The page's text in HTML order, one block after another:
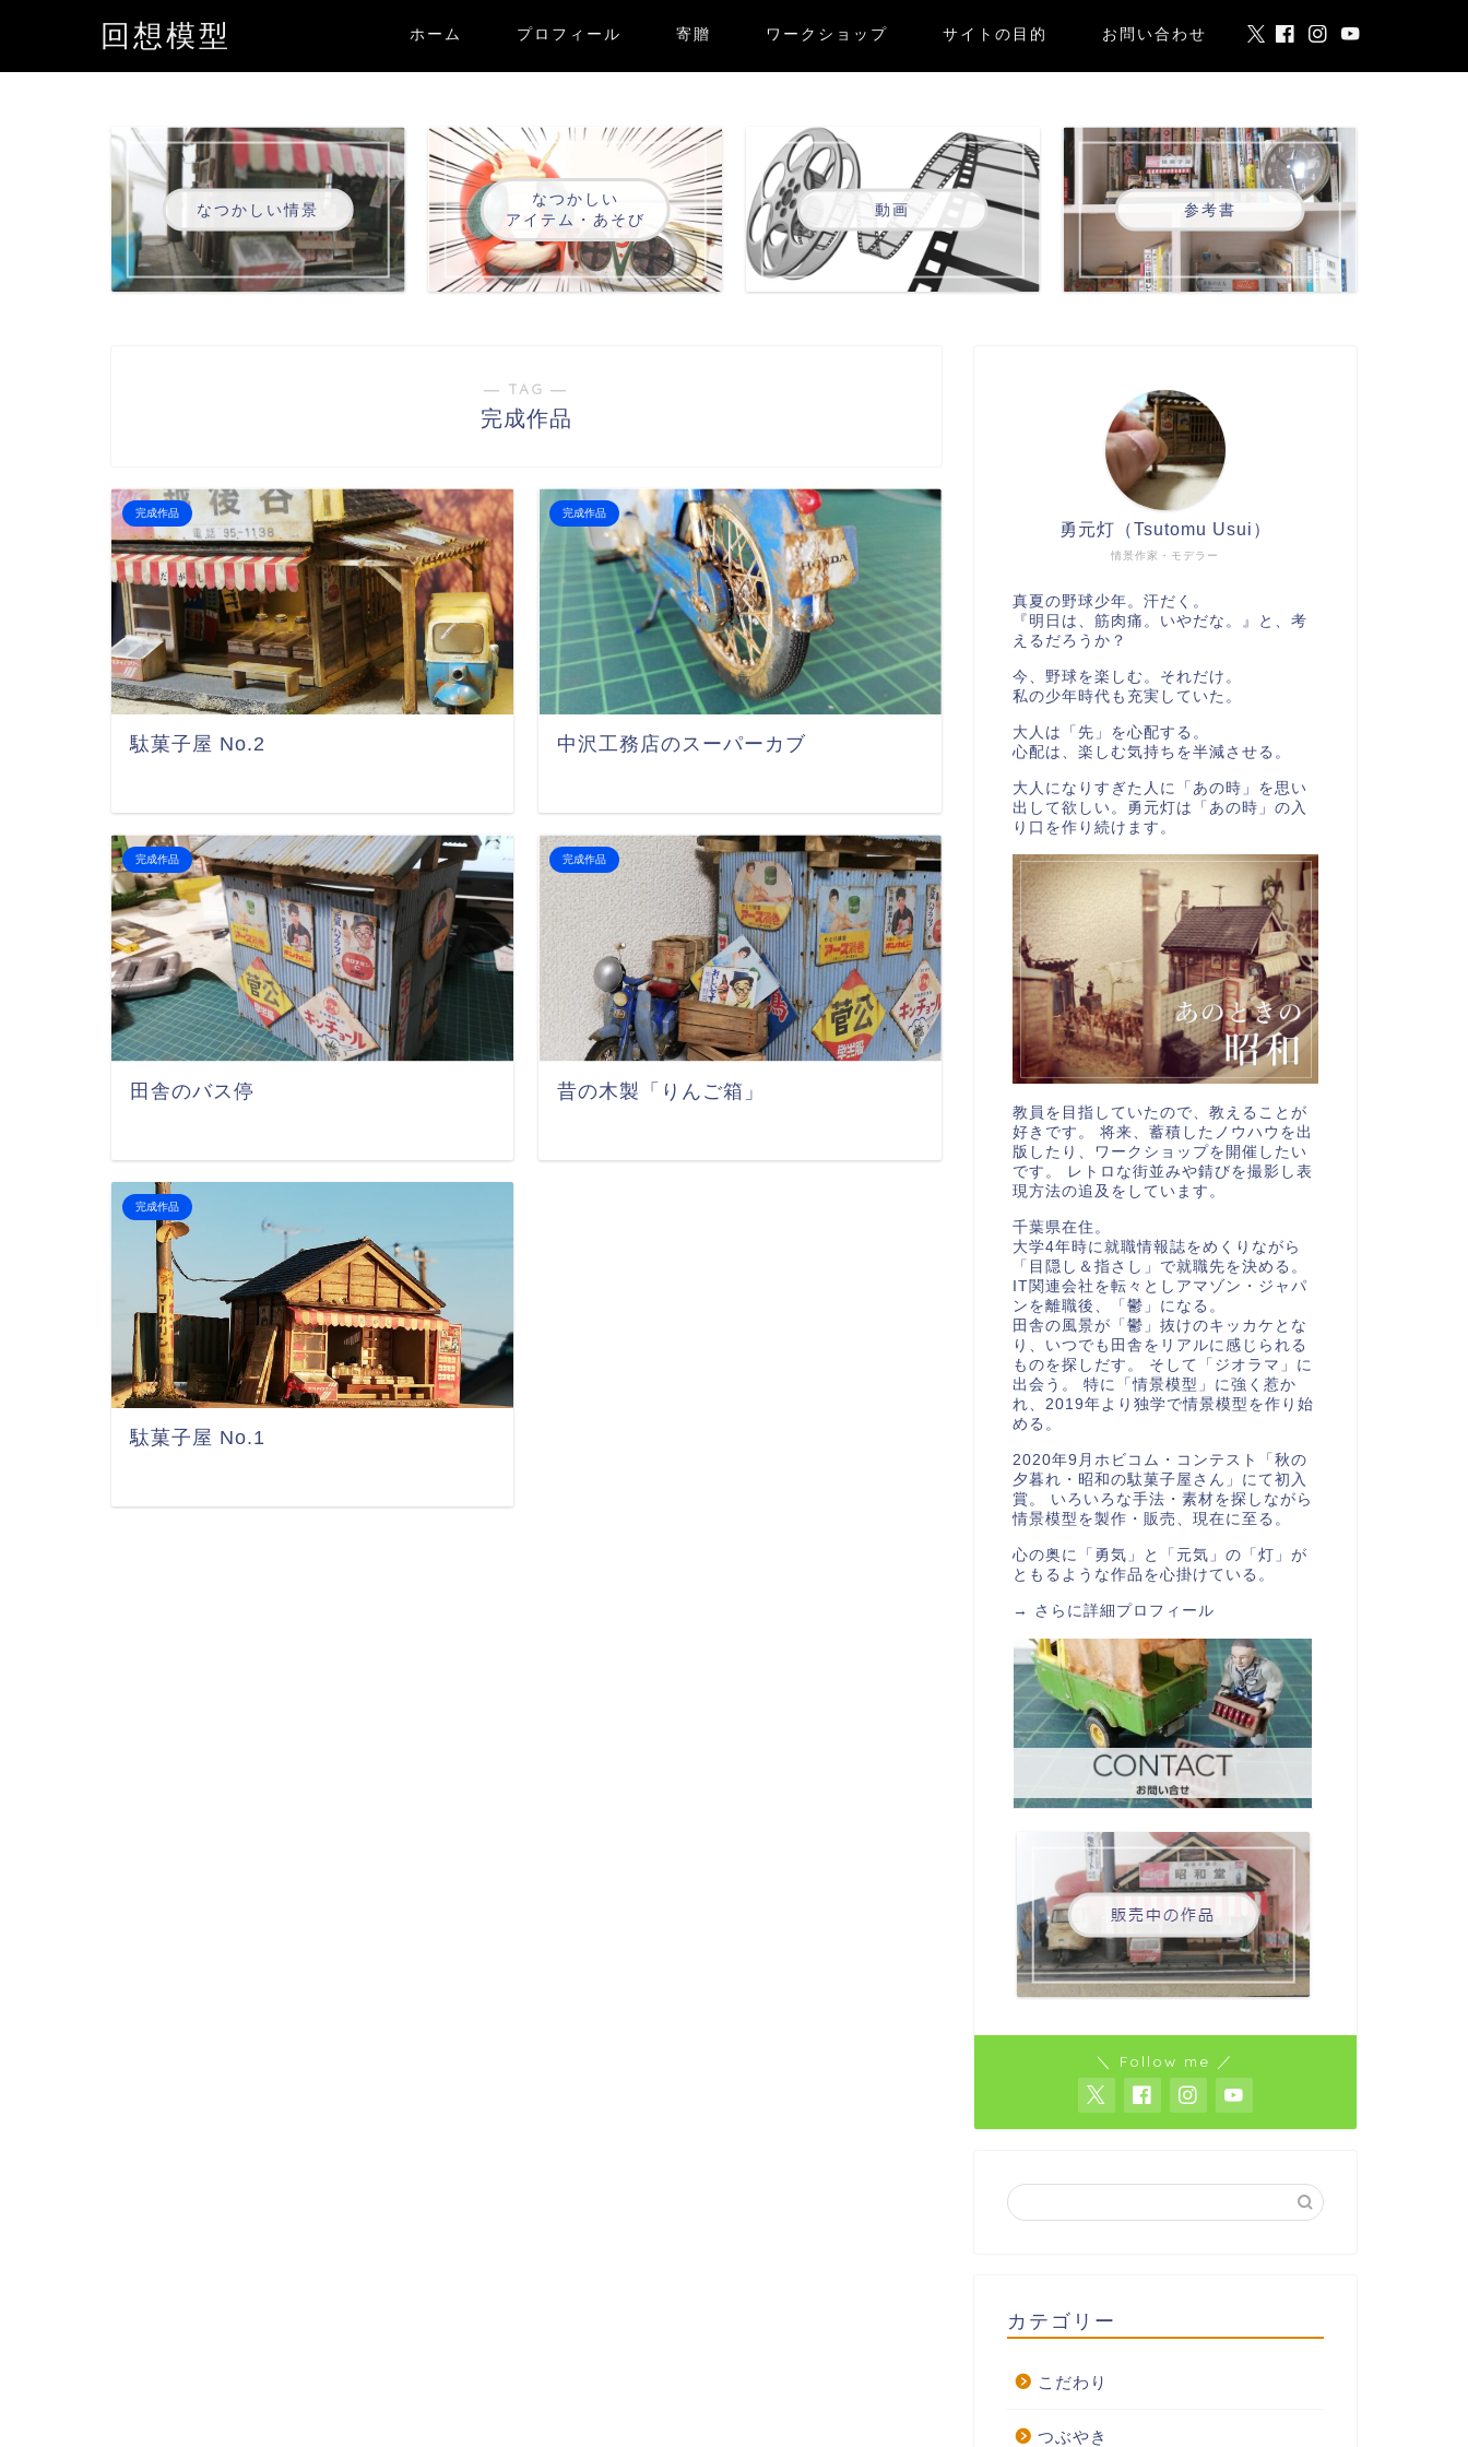
回想模型 ホーム プロフィール 寄贈 ワークショップ サイトの目的 お問い合わせ
なつかしい情景
なつかしい
アイテム・あそび
動画 参考書
― TAG ―
完成作品
完成作品
駄菓子屋 No.2
完成作品
中沢工務店のスーパーカブ
完成作品
田舎のバス停
完成作品
昔の木製「りんご箱」
完成作品
駄菓子屋 No.1
情景作家・モデラー
勇元灯（Tsutomu Usui）
真夏の野球少年。汗だく。
『明日は、筋肉痛。いやだな。』と、考
えるだろうか？
今、野球を楽しむ。それだけ。
私の少年時代も充実していた。
大人は「先」を心配する。
心配は、楽しむ気持ちを半減させる。
大人になりすぎた人に「あの時」を思い
出して欲しい。勇元灯は「あの時」の入
り口を作り続けます。
教員を目指していたので、教えることが
好きです。 将来、蓄積したノウハウを出
版したり、ワークショップを開催したい
です。 レトロな街並みや錆びを撮影し表
現方法の追及をしています。
千葉県在住。
大学4年時に就職情報誌をめくりながら
「目隠し＆指さし」で就職先を決める。
IT関連会社を転々としアマゾン・ジャパ
ンを離職後、「鬱」になる。
田舎の風景が「鬱」抜けのキッカケとな
り、いつでも田舎をリアルに感じられる
ものを探しだす。 そして「ジオラマ」に
出会う。 特に「情景模型」に強く惹か
れ、2019年より独学で情景模型を作り始
める。
2020年9月ホビコム・コンテスト「秋の
夕暮れ・昭和の駄菓子屋さん」にて初入
賞。 いろいろな手法・素材を探しながら
情景模型を製作・販売、現在に至る。
心の奥に「勇気」と「元気」の「灯」が
ともるような作品を心掛けている。
→ さらに詳細プロフィール
＼ Follow me ／
カテゴリー
こだわり
つぶやき